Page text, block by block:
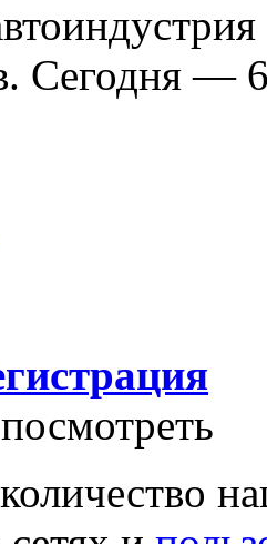
Сегодня —